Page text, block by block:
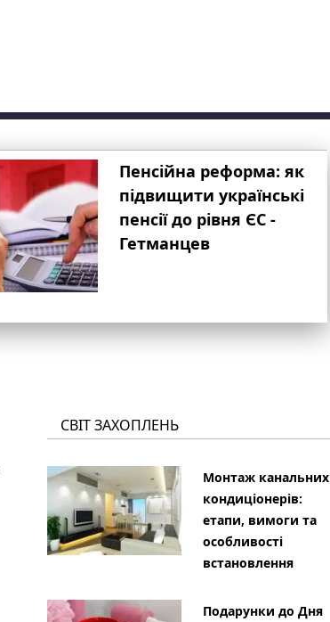
Пенсійна реформа: як
підвищити українські
пенсії до рівня ЄС -
Гетманцев
СВІТ ЗАХОПЛЕНЬ
Монтаж канальних
кондиціонерів:
етапи, вимоги та
особливості
встановлення
Подарунки до Дня